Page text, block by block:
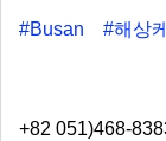
#Busan #해상
+82 051)468-